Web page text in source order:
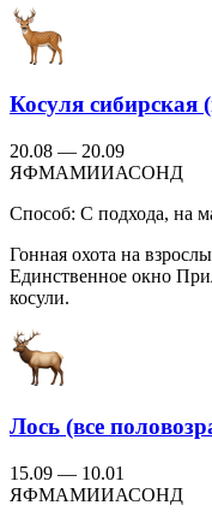
Косуля сибирская
20.08 — 20.09
ЯФМАМИИАСОНД
Способ: С подхода, на
Гонная охота на
Единственное окно
косули.
Лось (все
15.09 — 10.01
ЯФМАМИИАСОНД